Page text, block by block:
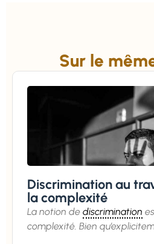
Sur le
Discrimination au
la complexité
La notion de discrimination
complexité. Bien